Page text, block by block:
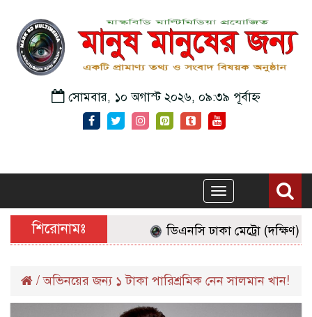
সোমবার, ১০ অগাস্ট ২০২৬, ০৯:৩৯ পূর্বাহ্ন
Toggle
navigation
শিরোনামঃ ডিএনসি ঢাকা মেট্রো (দক্ষিণ)
/অভিনয়ের জন্য ১ টাকা পারিশ্রমিক নেন সালমান খান!